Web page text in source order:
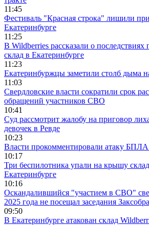
11:45
Фестиваль "Красная строка" лишили
Екатеринбурге
11:25
В Wildberries рассказали о
склад в Екатеринбурге
11:23
Екатеринбуржцы заметили столб дыма
11:03
Свердловские власти сократили срок
обращений участников СВО
10:41
Суд рассмотрит жалобу на приговор
девочек в Ревде
10:23
Власти прокомментировали атаку БПЛА
10:17
Три беспилотника упали на крышу
Екатеринбурге
10:16
Оскандалившийся "участием в СВО"
2025 года не посещал заседания
09:50
В Екатеринбурге атакован склад